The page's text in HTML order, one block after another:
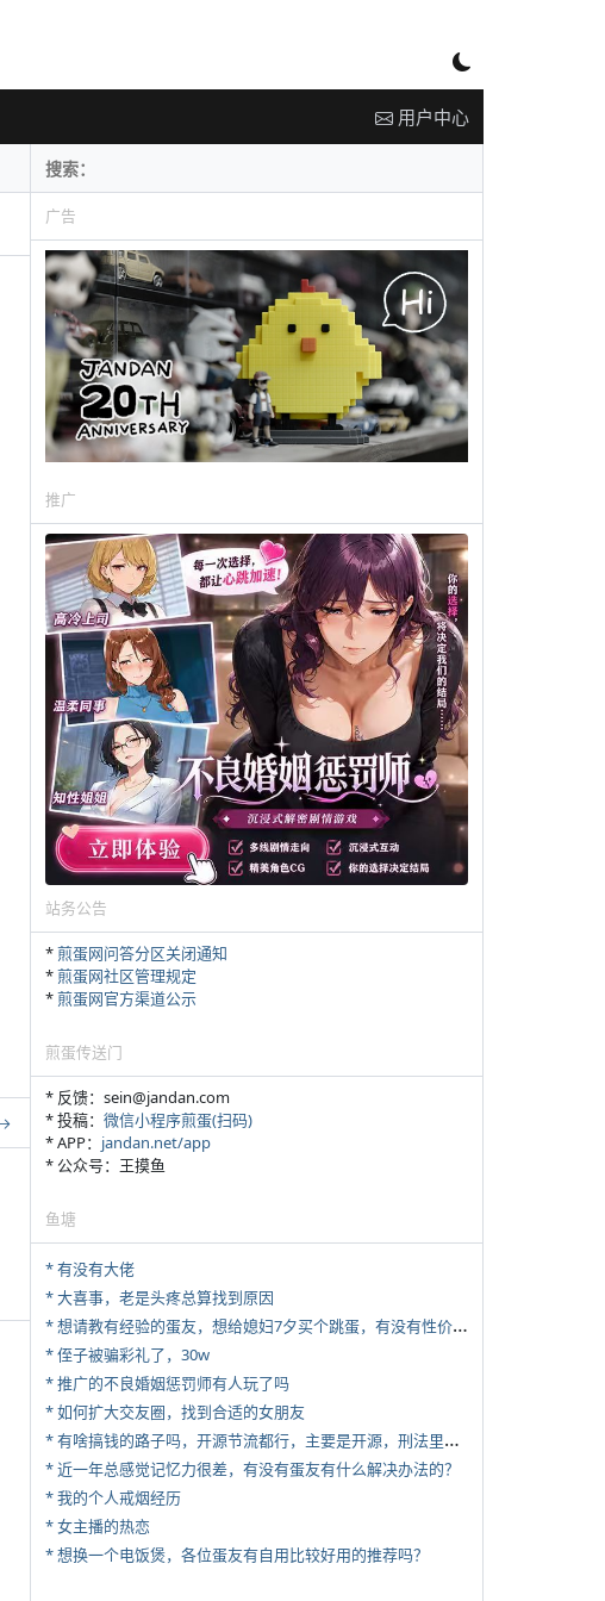
用户中心
广告
推广
站务公告
*煎蛋网问答分区关闭通知
*煎蛋网社区管理规定
*煎蛋网官方渠道公示
煎蛋传送门
* 反馈：sein@jandan.com
* 投稿： 微信小程序煎蛋(扫码)
* APP： jandan.net/app
* 公众号：王摸鱼
鱼塘
* 有没有大佬
* 大喜事，老是头疼总算找到原因
*
想请教有经验的蛋友，想给媳妇7夕买个跳蛋，有没有性价比高的推荐
* 侄子被骗彩礼了，30w
* 推广的不良婚姻惩罚师有人玩了吗
* 如何扩大交友圈，找到合适的女朋友
*
有啥搞钱的路子吗，开源节流都行，主要是开源，刑法里的咱不做
* 近一年总感觉记忆力很差，有没有蛋友有什么解决办法的？
* 我的个人戒烟经历
* 女主播的热恋
* 想换一个电饭煲，各位蛋友有自用比较好用的推荐吗？